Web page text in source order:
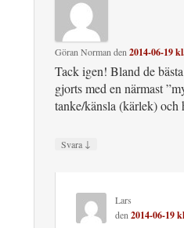
Göran Norman den 2014-06-19
Tack igen! Bland de
gjorts med en närmast
tanke/känsla (kärlek)
Svara ↓
Lars
den 2014-06-19